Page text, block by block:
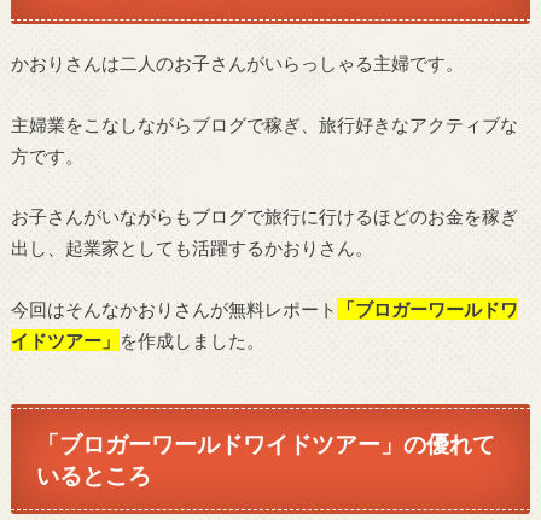
かおりさんは二人のお子さんがいらっしゃる主婦です。
主婦業をこなしながらブログで稼ぎ、旅行好きなアクティブな
方です。
お子さんがいながらもブログで旅行に行けるほどのお金を稼ぎ
出し、起業家としても活躍するかおりさん。
今回はそんなかおりさんが無料レポート
「ブロガーワールドワ
イドツアー」 を作成しました。
「ブロガーワールドワイドツアー」の優れて
いるところ